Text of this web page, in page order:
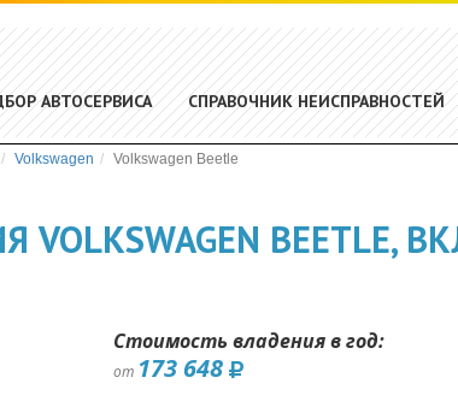
АВТОСЕРВИСА СПРАВОЧНИК НЕИСПРАВНОСТЕЙ
Volkswagen Volkswagen Beetle
BEETLE,
Стоимость владения в год:
от 173 648